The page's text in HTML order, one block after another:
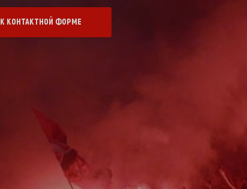
К КОНТАКТНОЙ ФОРМЕ